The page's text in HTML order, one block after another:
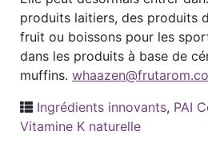
produits laitiers, des produits
fruit ou boissons pour les
dans les produits à base de
muffins.
Ingrédients innovants, PAI
Vitamine K naturelle